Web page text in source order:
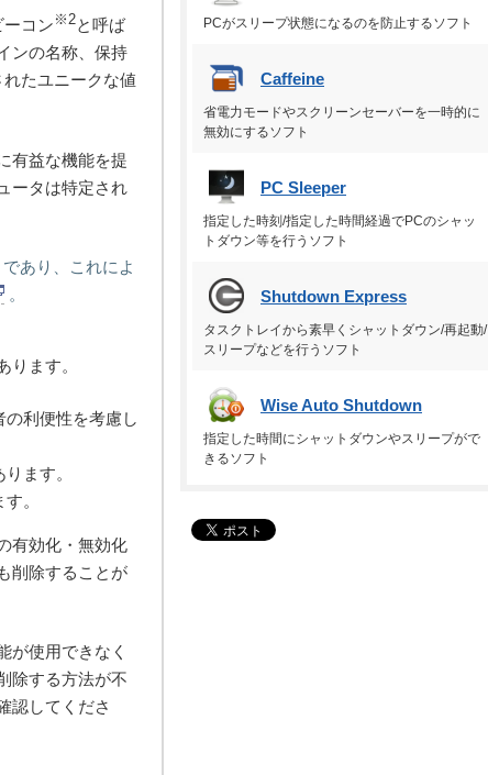
ーコン ※2と呼ば
ンの名称、保持
たユニークな値
有益な機能を提
ータは特定され
あり、これによ
。
ます。
利便性を考慮し
ます。
。
有効化・無効化
削除することが
が使用できなく
除する方法が不
認してくださ
PCがスリープ状態になるのを防止するソフト
Caffeine
省電力モードやスクリーンセーバーを一時的に
無効にするソフト
PC Sleeper
指定した時刻/指定した時間経過でPCのシャッ
トダウン等を行うソフト
Shutdown Express
タスクトレイから素早くシャットダウン/再起動/
スリープなどを行うソフト
Wise Auto Shutdown
指定した時間にシャットダウンやスリープがで
きるソフト